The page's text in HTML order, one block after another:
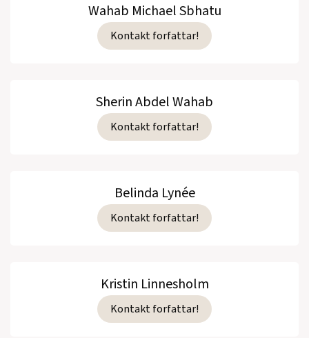
Wahab Michael Sbhatu
Kontakt forfattar!
Sherin Abdel Wahab
Kontakt forfattar!
Belinda Lynée
Kontakt forfattar!
Kristin Linnesholm
Kontakt forfattar!